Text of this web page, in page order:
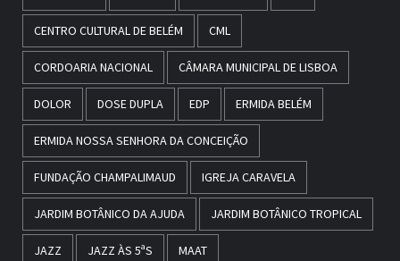
CENTRO CULTURAL DE BELÉM CML
CORDOARIA NACIONAL CÂMARA MUNICIPAL DE LISBOA
DOLOR DOSE DUPLA EDP ERMIDA BELÉM
ERMIDA NOSSA SENHORA DA CONCEIÇÃO
FUNDAÇÃO CHAMPALIMAUD IGREJA CARAVELA
JARDIM BOTÂNICO DA AJUDA JARDIM BOTÂNICO TROPICAL
JAZZ JAZZ ÀS 5ªS MAAT